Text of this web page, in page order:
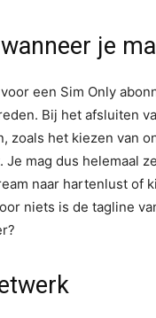
je
een Sim Only
Bij het afsluiten
zoals het kiezen van
mag dus helemaal
naar hartenlust of
niets is de tagline